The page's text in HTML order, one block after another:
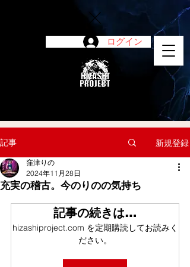
ログイン
記事 新規登録
充実の稽古。今のりのの気持ち
窪津りの
2024年11月28日
記事の続きは…
hizashiproject.com を定期購読してお読みく
ださい。